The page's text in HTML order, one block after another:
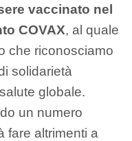
vaccinato nel
COVAX, al quale
che riconosciamo
solidarietà
globale.
un numero
fare altrimenti a